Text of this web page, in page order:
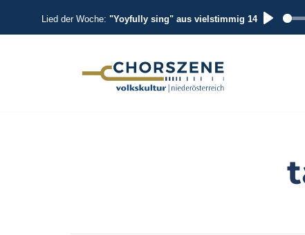
Lied der Woche: "Yoyfully sing" aus vielstimmig 14
P